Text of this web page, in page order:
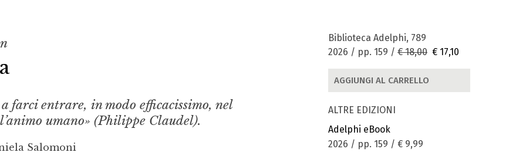
a farci entrare, in modo efficacissimo, nel
umano» (Philippe Claudel).
Salomoni
Biblioteca Adelphi, 789
2026 / pp. 159 / € 18,00 € 17,10
AGGIUNGI AL CARRELLO
ALTRE EDIZIONI
Adelphi eBook
2026 / pp. 159 / € 9,99